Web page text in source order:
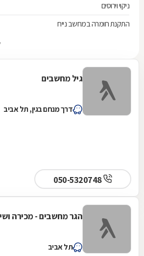
ניקוי וירוסים
התקנת חומרה במחשב נייח
גיל מחשבים
דרך מנחם בגין, תל אביב
050-5320748
הגר מחשבים - מכירה
תל אביב